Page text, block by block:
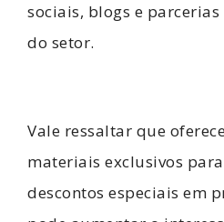
sociais, blogs e
do setor.
Vale ressaltar que
materiais exclusivos
descontos especiais em